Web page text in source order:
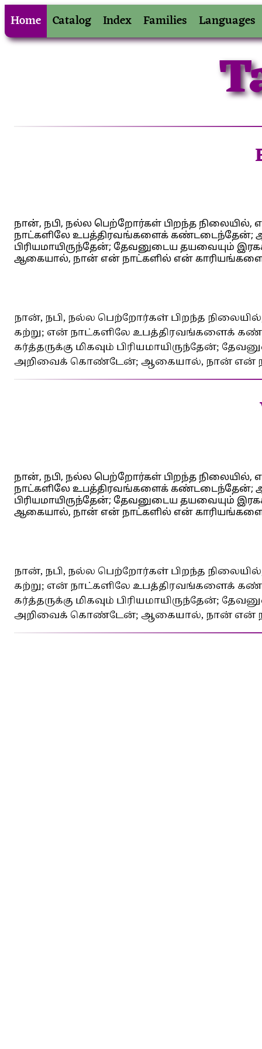
Home Catalog Index Families Languages
நான், நபி, நல்ல பெற்றோர்கள் பிறந்த
நாட்களிலே உபத்திரவங்களைக் கண்டடைந்தேன்;
பிரியமாயிருந்தேன்; தேவனுடைய தயவையும்
ஆகையால், நான் என் நாட்களில் என்
நான், நபி, நல்ல பெற்றோர்கள் பிறந்த
கற்று; என் நாட்களிலே உபத்திரவங்களைக்
கர்த்தருக்கு மிகவும் பிரியமாயிருந்தேன்;
அறிவைக் கொண்டேன்; ஆகையால், நான் என்
நான், நபி, நல்ல பெற்றோர்கள் பிறந்த
நாட்களிலே உபத்திரவங்களைக் கண்டடைந்தேன்;
பிரியமாயிருந்தேன்; தேவனுடைய தயவையும்
ஆகையால், நான் என் நாட்களில் என்
நான், நபி, நல்ல பெற்றோர்கள் பிறந்த
கற்று; என் நாட்களிலே உபத்திரவங்களைக்
கர்த்தருக்கு மிகவும் பிரியமாயிருந்தேன்;
அறிவைக் கொண்டேன்; ஆகையால், நான் என்